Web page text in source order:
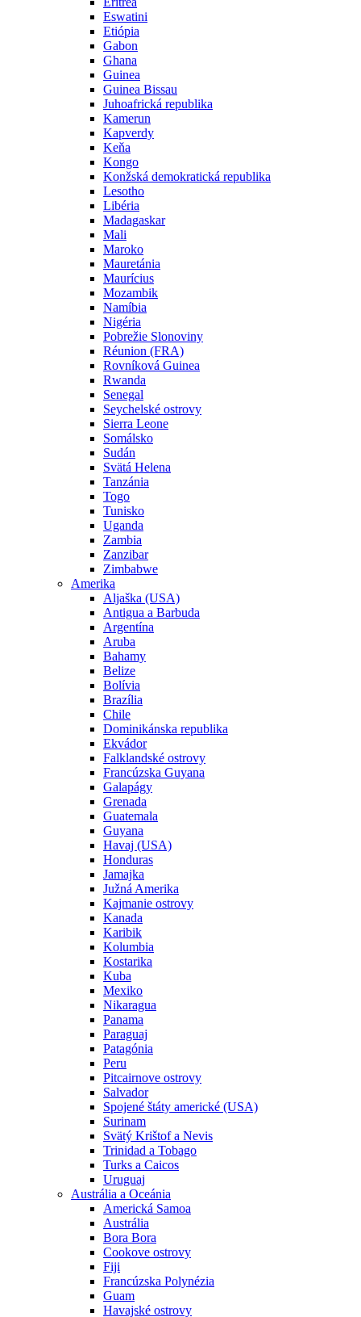
Eswatini
Etiópia
Gabon
Ghana
Guinea
Guinea Bissau
Juhoafrická republika
Kamerun
Kapverdy
Keňa
Kongo
Konžská demokratická republika
Lesotho
Libéria
Madagaskar
Mali
Maroko
Mauretánia
Maurícius
Mozambik
Namíbia
Nigéria
Pobrežie Slonoviny
Réunion (FRA)
Rovníková Guinea
Rwanda
Senegal
Seychelské ostrovy
Sierra Leone
Somálsko
Sudán
Svätá Helena
Tanzánia
Togo
Tunisko
Uganda
Zambia
Zanzibar
Zimbabwe
Amerika
Aljaška (USA)
Antigua a Barbuda
Argentína
Aruba
Bahamy
Belize
Bolívia
Brazília
Chile
Dominikánska republika
Ekvádor
Falklandské ostrovy
Francúzska Guyana
Galapágy
Grenada
Guatemala
Guyana
Havaj (USA)
Honduras
Jamajka
Južná Amerika
Kajmanie ostrovy
Kanada
Karibik
Kolumbia
Kostarika
Kuba
Mexiko
Nikaragua
Panama
Paraguaj
Patagónia
Peru
Pitcairnove ostrovy
Salvador
Spojené štáty americké (USA)
Surinam
Svätý Krištof a Nevis
Trinidad a Tobago
Turks a Caicos
Uruguaj
Austrália a Oceánia
Americká Samoa
Austrália
Bora Bora
Cookove ostrovy
Fiji
Francúzska Polynézia
Guam
Havajské ostrovy